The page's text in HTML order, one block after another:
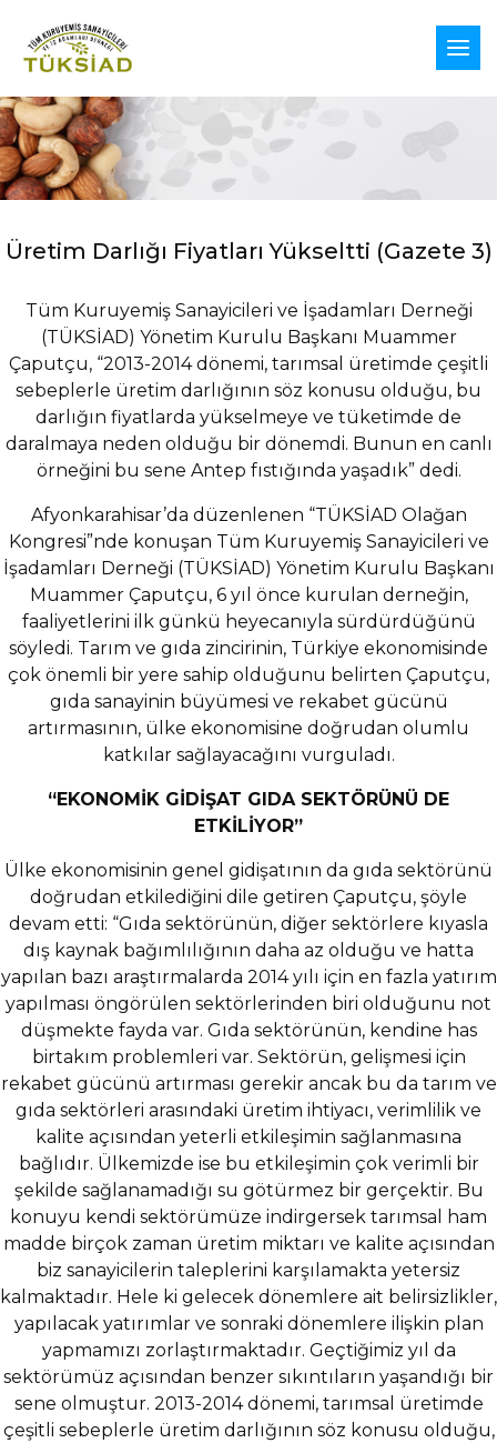
Üretim Darlığı Fiyatları Yükseltti (Gazete 3)
Tüm Kuruyemiş Sanayicileri ve İşadamları Derneği
(TÜKSİAD) Yönetim Kurulu Başkanı Muammer
Çaputçu, “2013-2014 dönemi, tarımsal üretimde çeşitli
sebeplerle üretim darlığının söz konusu olduğu, bu
darlığın fiyatlarda yükselmeye ve tüketimde de
daralmaya neden olduğu bir dönemdi. Bunun en canlı
örneğini bu sene Antep fıstığında yaşadık” dedi.
Afyonkarahisar’da düzenlenen “TÜKSİAD Olağan
Kongresi”nde konuşan Tüm Kuruyemiş Sanayicileri ve
İşadamları Derneği (TÜKSİAD) Yönetim Kurulu Başkanı
Muammer Çaputçu, 6 yıl önce kurulan derneğin,
faaliyetlerini ilk günkü heyecanıyla sürdürdüğünü
söyledi. Tarım ve gıda zincirinin, Türkiye ekonomisinde
çok önemli bir yere sahip olduğunu belirten Çaputçu,
gıda sanayinin büyümesi ve rekabet gücünü
artırmasının, ülke ekonomisine doğrudan olumlu
katkılar sağlayacağını vurguladı.
“EKONOMİK GİDİŞAT GIDA SEKTÖRÜNÜ DE
ETKİLİYOR”
Ülke ekonomisinin genel gidişatının da gıda sektörünü
doğrudan etkilediğini dile getiren Çaputçu, şöyle
devam etti: “Gıda sektörünün, diğer sektörlere kıyasla
dış kaynak bağımlılığının daha az olduğu ve hatta
yapılan bazı araştırmalarda 2014 yılı için en fazla yatırım
yapılması öngörülen sektörlerinden biri olduğunu not
düşmekte fayda var. Gıda sektörünün, kendine has
birtakım problemleri var. Sektörün, gelişmesi için
rekabet gücünü artırması gerekir ancak bu da tarım ve
gıda sektörleri arasındaki üretim ihtiyacı, verimlilik ve
kalite açısından yeterli etkileşimin sağlanmasına
bağlıdır. Ülkemizde ise bu etkileşimin çok verimli bir
şekilde sağlanamadığı su götürmez bir gerçektir. Bu
konuyu kendi sektörümüze indirgersek tarımsal ham
madde birçok zaman üretim miktarı ve kalite açısından
biz sanayicilerin taleplerini karşılamakta yetersiz
kalmaktadır. Hele ki gelecek dönemlere ait belirsizlikler,
yapılacak yatırımlar ve sonraki dönemlere ilişkin plan
yapmamızı zorlaştırmaktadır. Geçtiğimiz yıl da
sektörümüz açısından benzer sıkıntıların yaşandığı bir
sene olmuştur. 2013-2014 dönemi, tarımsal üretimde
çeşitli sebeplerle üretim darlığının söz konusu olduğu,